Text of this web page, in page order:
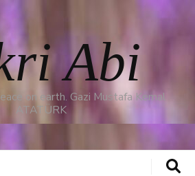
Abi
on earth. Gazi Mustafa Kemal
ATATÜRK